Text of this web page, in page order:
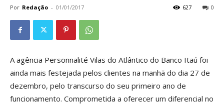
Por Redação - 01/01/2017 0
627
A agência Personnalité Vilas do Atlântico do Banco Itaú foi
ainda mais festejada pelos clientes na manhã do dia 27 de
dezembro, pelo transcurso do seu primeiro ano de
funcionamento. Comprometida a oferecer um diferencial no